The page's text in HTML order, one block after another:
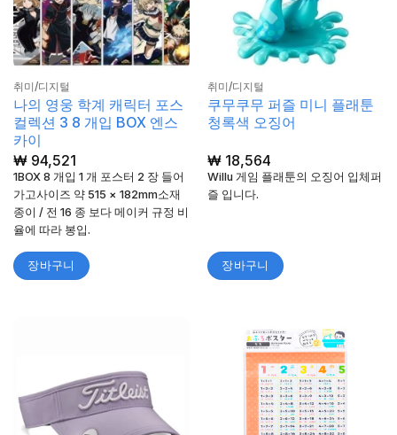
취미/디지털
나의 영웅 학계 캐릭터 포스
컬렉션 3 8 개입 BOX 엔스
카이
₩94,521
1BOX 8 개입 1 개 포스터 2 장 들어
가고사이즈 약 515 × 182mm소재
종이 / 전 16 종 보다 메이커 규정 비
율에 따라 봉입.
장바구니
취미/디지털
쿠무쿠무 퍼즐 미니 플래툰
청록색 오징어
₩18,564
Willu 게임 플래툰의 오징어 입체퍼
즐 입니다.
장바구니